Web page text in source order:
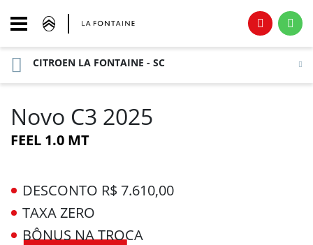
CITROEN LA FONTAINE - SC
Novo C3 2025
FEEL 1.0 MT
DESCONTO R$ 7.610,00
TAXA ZERO
BÔNUS NA TROCA